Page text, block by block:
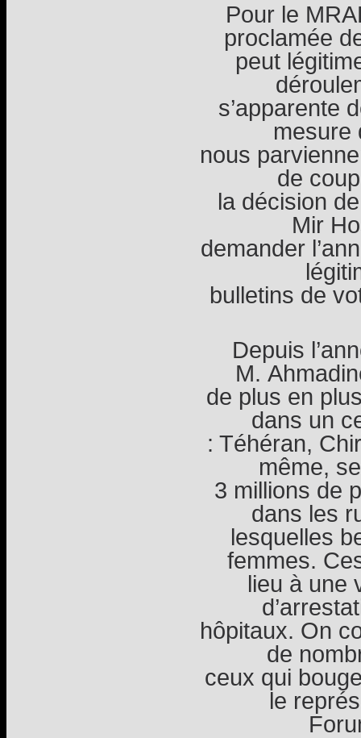
Pour le
proclamée
peut
s’apparente
mesure
nous
de
la décision
Mir
demander
bulletins de
Depuis
M.
de plus en
dans un
: Téhéran,
même,
3 millions de
dans les
lesquelles
femmes.
lieu à une
hôpitaux. On
de
ceux qui
le